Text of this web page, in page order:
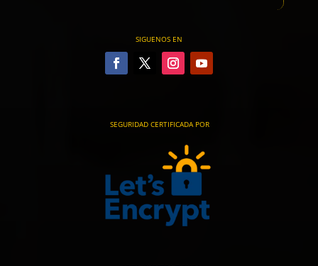
SIGUENOS EN
SEGURIDAD CERTIFICADA POR